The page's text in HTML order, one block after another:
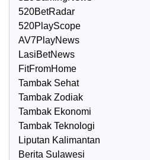
520BetRadar
520PlayScope
AV7PlayNews
LasiBetNews
FitFromHome
Tambak Sehat
Tambak Zodiak
Tambak Ekonomi
Tambak Teknologi
Liputan Kalimantan
Berita Sulawesi